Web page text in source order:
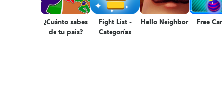
¿Cuánto sabes
de tu pais?
Fight List -
Categorías
Hello Neighbor Free